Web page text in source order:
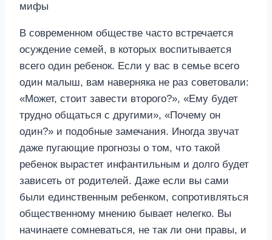
В современном обществе часто встречается
осуждение семей, в которых воспитывается
всего один ребенок. Если у вас в семье всего
один малыш, вам наверняка не раз советовали:
«Может, стоит завести второго?», «Ему будет
трудно общаться с другими», «Почему он
один?» и подобные замечания. Иногда звучат
даже пугающие прогнозы о том, что такой
ребенок вырастет инфантильным и долго будет
зависеть от родителей. Даже если вы сами
были единственным ребенком, сопротивляться
общественному мнению бывает нелегко. Вы
начинаете сомневаться, не так ли они правы, и